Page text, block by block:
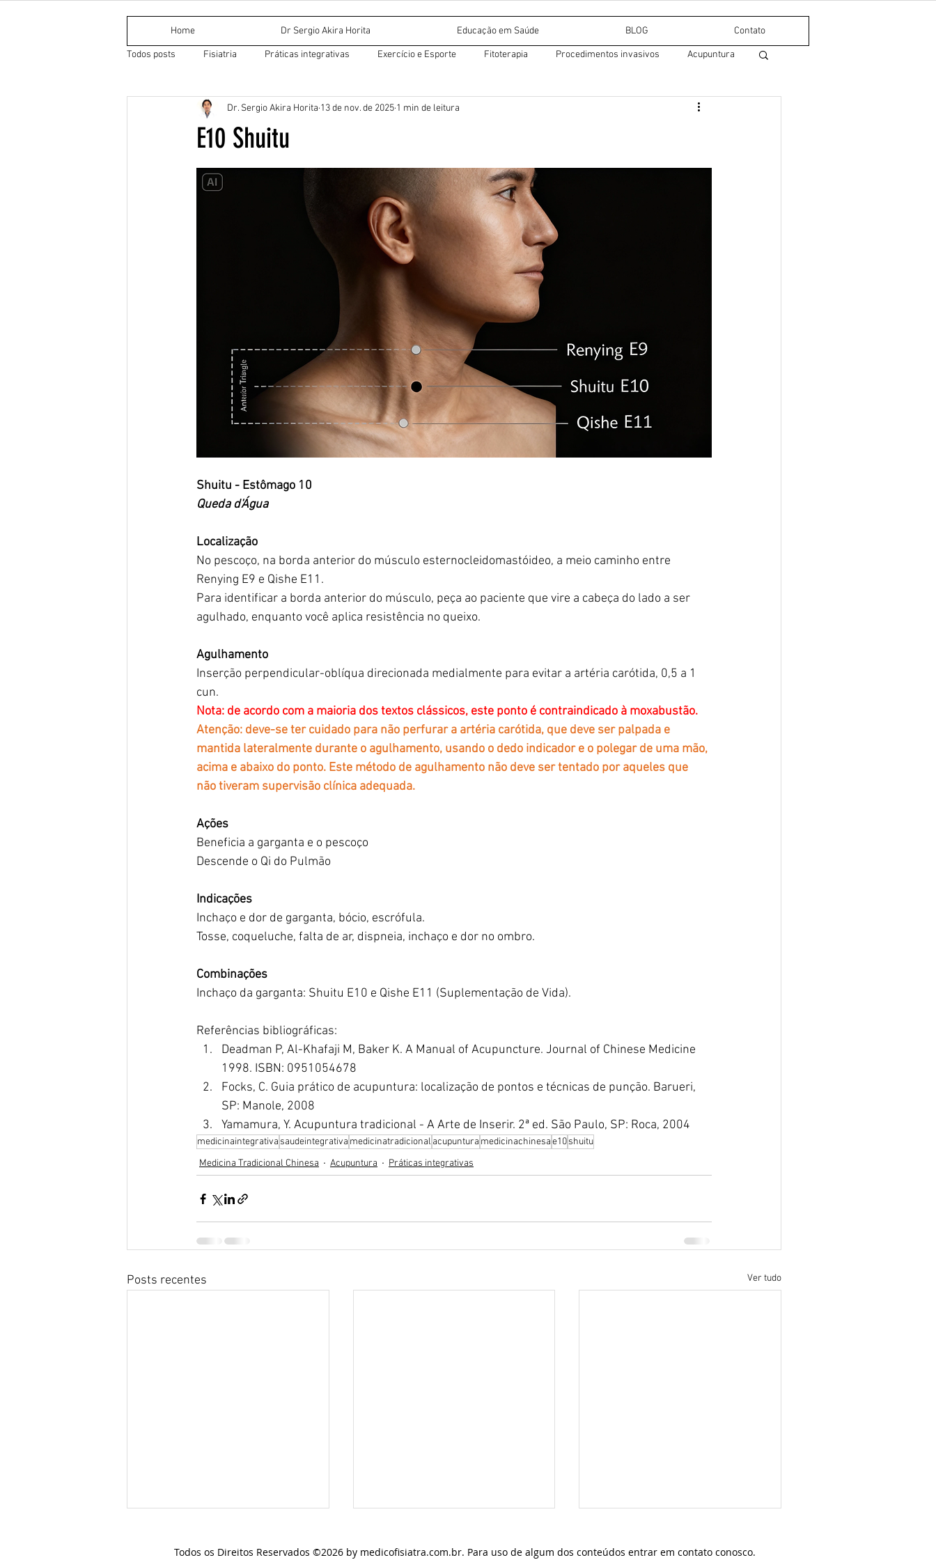
Home Dr Sergio Akira Horita Educação em Saúde BLOG
Contato
Todos posts
Fisiatria Práticas integrativas Exercício e Esporte Fitoterapia Procedimentos invasivos Acupuntura
Medicina Tradicional Chinesa Dor miofascial Dietética chinesa
E10 Shuitu
Dr. Sergio Akira Horita 13 de nov. de 2025 1 min de leitura
Shuitu - Estômago 10
Queda d'Água
Localização
No pescoço, na borda anterior do músculo esternocleidomastóideo, a meio caminho entre
Renying E9 e Qishe E11.
Para identificar a borda anterior do músculo, peça ao paciente que vire a cabeça do lado a ser
agulhado, enquanto você aplica resistência no queixo.
Agulhamento
Inserção perpendicular-oblíqua direcionada medialmente para evitar a artéria carótida, 0,5 a 1
cun.
Nota: de acordo com a maioria dos textos clássicos, este ponto é contraindicado à moxabustão.
Atenção: deve-se ter cuidado para não perfurar a artéria carótida, que deve ser palpada e
mantida lateralmente durante o agulhamento, usando o dedo indicador e o polegar de uma mão,
acima e abaixo do ponto. Este método de agulhamento não deve ser tentado por aqueles que
não tiveram supervisão clínica adequada.
Ações
Beneficia a garganta e o pescoço
Descende o Qi do Pulmão
Indicações
Inchaço e dor de garganta, bócio, escrófula.
Tosse, coqueluche, falta de ar, dispneia, inchaço e dor no ombro.
Combinações
Inchaço da garganta: Shuitu E10 e Qishe E11 (Suplementação de Vida).
Referências bibliográficas:
Deadman P, Al-Khafaji M, Baker K. A Manual of Acupuncture. Journal of Chinese Medicine
1998. ISBN: 0951054678
Focks, C. Guia prático de acupuntura: localização de pontos e técnicas de punção. Barueri,
SP: Manole, 2008
Yamamura, Y. Acupuntura tradicional - A Arte de Inserir. 2ª ed. São Paulo, SP: Roca, 2004
medicinaintegrativa saudeintegrativa medicinatradicional acupuntura medicinachinesae10shuitu
Medicina Tradicional Chinesa
Acupuntura Práticas integrativas
Posts recentes Ver tudo
Todos os Direitos Reservados ©2026by medicofisiatra.com.br. Para uso de algum dos conteúdos entrar em contato conosco.